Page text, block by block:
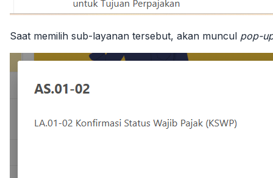
Saat memilih sub-layanan tersebut, akan muncul pop-